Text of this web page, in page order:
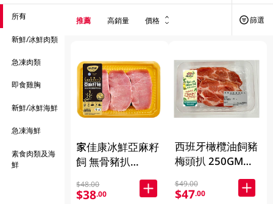
所有
新鮮/冰鮮肉類
急凍肉類
即食雞胸
新鮮/冰鮮海鮮
急凍海鮮
素食肉類及海
鮮
推薦 高銷量 價格 篩選
家佳康冰鮮亞麻籽
飼 無骨豬扒
$48.00
$38.00
西班牙橄欖油飼豬
梅頭扒 250GM
$49.00
$47.00